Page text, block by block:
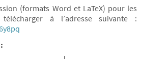
(formats Word et LaTeX) pour les
à l’adresse suivante :